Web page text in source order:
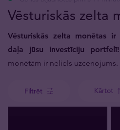
Vēsturiskās zelta
Vēsturiskās zelta monētas ir
daļa jūsu investīciju portfelī!
monētām ir neliels uzcenojums.
Filtrēt Kārtot